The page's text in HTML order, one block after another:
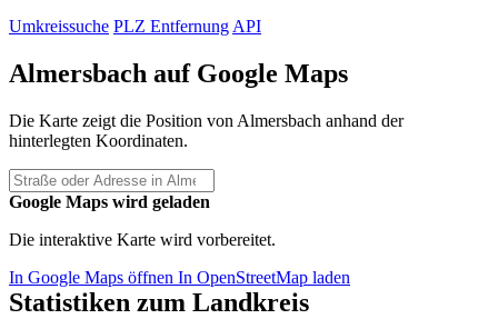
Umkreissuche PLZ EntfernungAPI
Almersbach auf Google Maps
Die Karte zeigt die Position von Almersbach anhand der
hinterlegten Koordinaten.
Google Maps wird geladen
Die interaktive Karte wird vorbereitet.
In Google Maps öffnen In OpenStreetMap laden
Statistiken zum Landkreis